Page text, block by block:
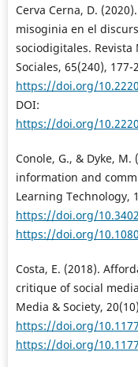
Cerva Cerna, D.
misoginia en el
sociodigitales. Revista
Sociales, 65(240), 177-
https://doi.org/
DOI:
https://doi.org/
Conole, G., & Dyke,
information and
Learning Technology,
https://doi.org/
https://doi.org/
Costa, E. (2018).
critique of social
Media & Society,
https://doi.org/
https://doi.org/